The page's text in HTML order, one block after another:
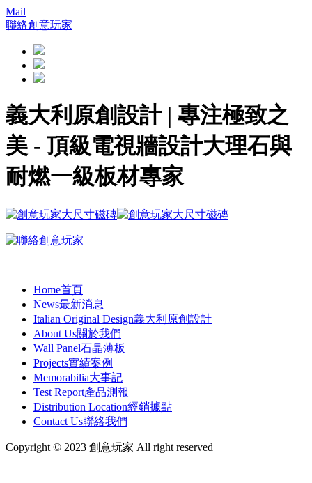
Mail
聯絡創意玩家
義大利原創設計 | 專注極致之
美 - 頂級電視牆設計大理石與
耐燃一級板材專家
Home首頁
News最新消息
Italian Original Design義大利原創設計
About Us關於我們
Wall Panel石晶薄板
Projects實績案例
Memorabilia大事記
Test Report產品測報
Distribution Location經銷據點
Contact Us聯絡我們
Copyright © 2023 創意玩家 All right reserved